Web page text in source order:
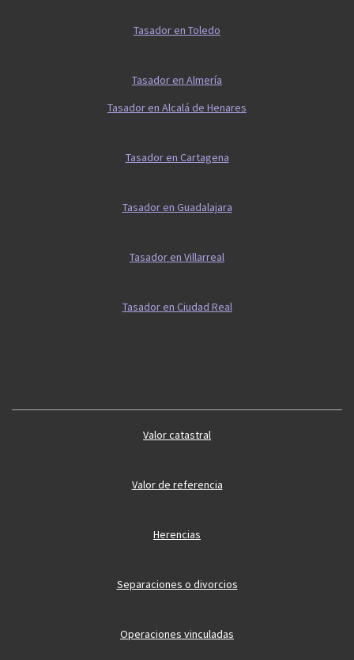
Tasador en Toledo
Tasador en Almería
Tasador en Alcalá de Henares
Tasador en Cartagena
Tasador en Guadalajara
Tasador en Villarreal
Tasador en Ciudad Real
Valor catastral
Valor de referencia
Herencias
Separaciones o divorcios
Operaciones vinculadas